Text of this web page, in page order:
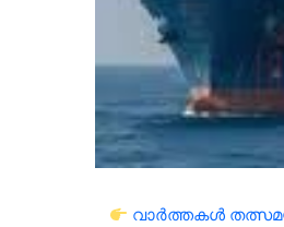
വാർത്തകൾ